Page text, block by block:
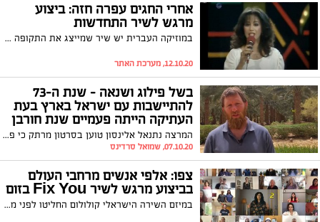
אחרי החגים עפרה חזה: ביצוע
מרגש לשיר התחדשות
במוזיקה העברית יש שיר שמייצג את התקופה שאחרי החגים והחזרה לשגרה, במהרה בימנו, את ראשית הסתיו ואת תחילתה של השנה החדשה הלכה למעשה. השיר התחדשות בביצוע עפרה חזה שנקרא "התחדשות" מתנגן בימים אלו ללא הפסקה בתחנות הרדיו, באפליקציות המוזיקה וכעת גם אתם מוזמנים להאזין
12.10.20, מערכת האתר
בשל פילוג ושנאה - שנת ה-73
להתיישבות עם ישראל בארץ בעת
העתיקה הייתה פעמיים שנת חורבן
המרצה נתנאל אלינסון טוען בסרטון מרתק כי פילוג ושנאה בתוך עם ישראל הובילו כבר פעמיים לחורבן ולגלות מהארץ. לדבריו, זה אף קרה בשנה ה-73 להקמת המדינה באותה תקופה - השנה בה נמצאת מדינת ישראל הנוכחית. צפו בדבריו המרתקים
07.10.20, שמואל סרדינס
צפו: אלפי אנשים מרחבי העולם
בביצוע מרגש לשיר Fix You בזום
במיזם השירה הישראלי קולולום החליטו לפני מספר חודשים לפנות אל אוהבי השירה בארץ ובעולם כדי לייצר שיתוף פעולה דיגיטלי. הם זכו להיענות עולמית מגוונת במיוחד והקליטו ביחד את השיר Fix You של להקת Coldplay בהשתתפות לא פחות מ5,000 איש ואישה מ-66 מדינות שונות. צפו בביצוע המרגש